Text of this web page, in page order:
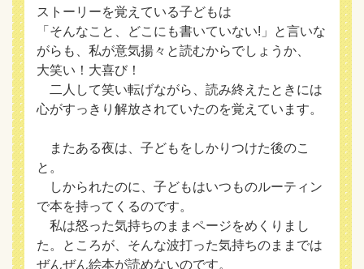
ストーリーを覚えている子どもは
「そんなこと、どこにも書いていない!」と言いな
がらも、私が意気揚々と読むからでしょうか、
大笑い！大喜び！
二人して笑い転げながら、読み終えたときには
心がすっきり解放されていたのを覚えています。
またある夜は、子どもをしかりつけた後のこ
と。
しかられたのに、子どもはいつものルーティン
で本を持ってくるのです。
私は怒った気持ちのままページをめくりまし
た。ところが、そんな波打った気持ちのままでは
ぜんぜん絵本が読めないのです。